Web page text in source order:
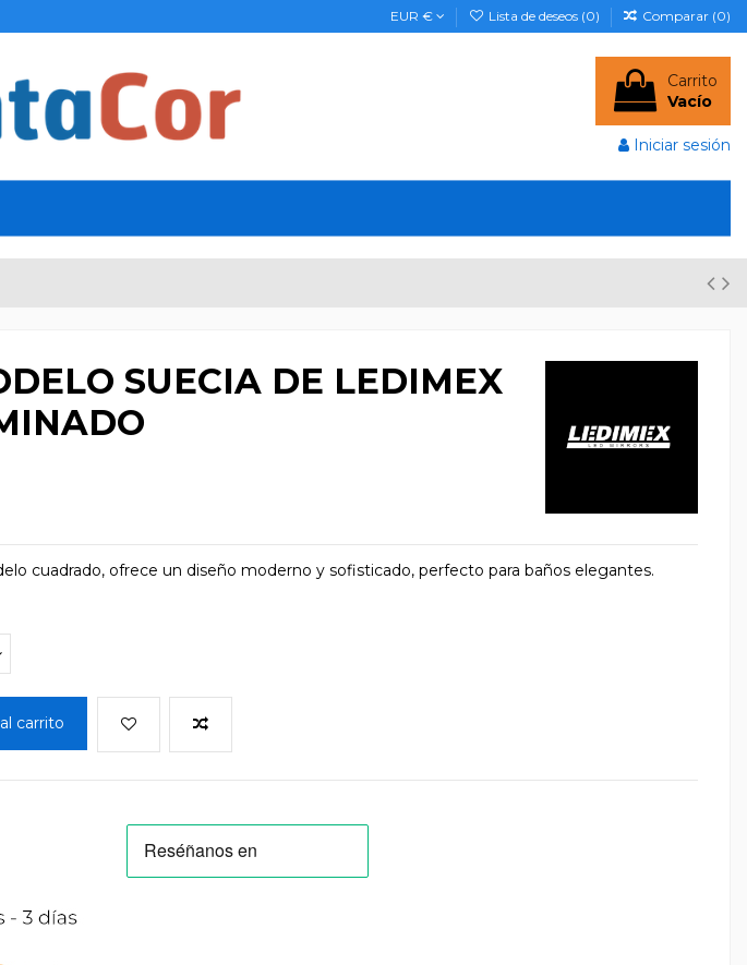
EUR € Lista de deseos (0) Comparar (0)
Carrito
Vacío
Iniciar sesión
SUECIA DE LEDIMEX
cuadrado, ofrece un diseño moderno y sofisticado, perfecto para baños elegantes.
carrito